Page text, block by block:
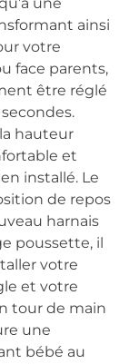
une
ainsi
votre
face parents,
être réglé
hauteur
et
installé. Le
de repos
harnais
poussette, il
votre
et votre
tour de main
une
bébé au